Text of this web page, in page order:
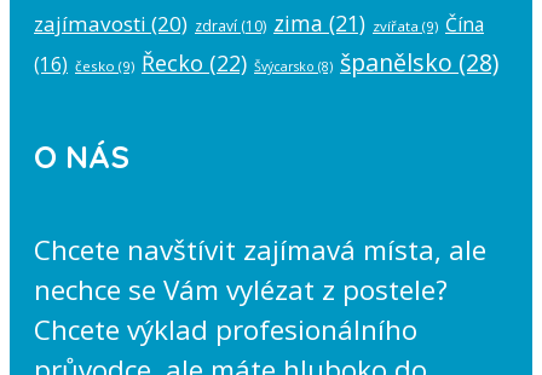
zajímavosti (20) zdraví (10) zima (21) zvířata (9) Čína
(16) česko (9) Řecko (22) Švýcarsko (8) španělsko (28)
O NÁS
Chcete navštívit zajímavá místa, ale
nechce se Vám vylézat z postele?
Chcete výklad profesionálního